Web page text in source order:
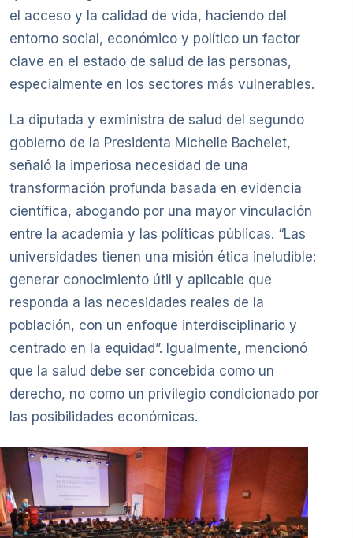
el acceso y la calidad de vida, haciendo del
entorno social, económico y político un factor
clave en el estado de salud de las personas,
especialmente en los sectores más vulnerables.
La diputada y exministra de salud del segundo
gobierno de la Presidenta Michelle Bachelet,
señaló la imperiosa necesidad de una
transformación profunda basada en evidencia
científica, abogando por una mayor vinculación
entre la academia y las políticas públicas. “Las
universidades tienen una misión ética ineludible:
generar conocimiento útil y aplicable que
responda a las necesidades reales de la
población, con un enfoque interdisciplinario y
centrado en la equidad”. Igualmente, mencionó
que la salud debe ser concebida como un
derecho, no como un privilegio condicionado por
las posibilidades económicas.